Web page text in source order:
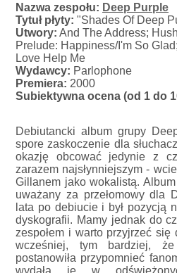
Nazwa zespołu: Deep Purple
Tytuł płyty: "Shades Of Deep
Utwory: And The Address;
Prelude: Happiness/I'm So
Love Help Me
Wydawcy: Parlophone
Premiera: 2000
Subiektywna ocena (od 1 do
Debiutancki album grupy
spore zaskoczenie dla
okazję obcować jedynie z
zarazem najsłynniejszym -
Gillanem jako wokalistą.
uważany za przełomowy dla
lata po debiucie i był pozycją
dyskografii. Mamy jednak do
zespołem i warto przyjrzeć się
wcześniej, tym bardziej,
postanowiła przypomnieć